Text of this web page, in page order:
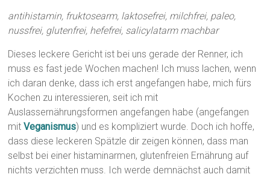
antihistamin, fruktosearm, laktosefrei, milchfrei, paleo,
nussfrei, glutenfrei, hefefrei, salicylatarm machbar
Dieses leckere Gericht ist bei uns gerade der Renner, ich
muss es fast jede Wochen machen! Ich muss lachen, wenn
ich daran denke, dass ich erst angefangen habe, mich fürs
Kochen zu interessieren, seit ich mit
Auslassernährungsformen angefangen habe (angefangen
mitVeganismus) und es kompliziert wurde. Doch ich hoffe,
dass diese leckeren Spätzle dir zeigen können, dass man
selbst bei einer histaminarmen, glutenfreien Ernährung auf
nichts verzichten muss. Ich werde demnächst auch damit